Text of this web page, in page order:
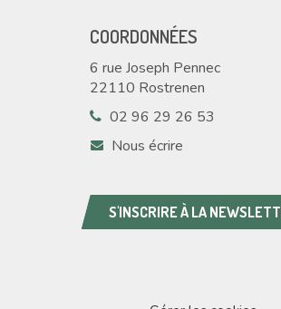
compte
COORDONNÉES
6 rue Joseph Pennec
22110 Rostrenen
02 96 29 26 53
Nous écrire
S'INSCRIRE À LA